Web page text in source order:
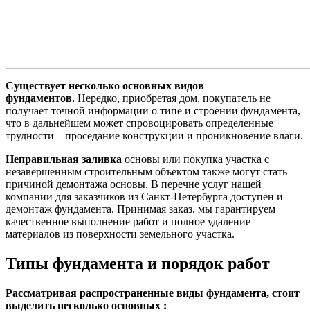
Существует несколько основных видов
фундаментов. Нередко, приобретая дом, покупатель не
получает точной информации о типе и строении фундамента,
что в дальнейшем может спровоцировать определенные
трудности – проседание конструкции и проникновение влаги.
Неправильная заливка основы или покупка участка с
незавершенным строительным объектом также могут стать
причиной демонтажа основы. В перечне услуг нашей
компании для заказчиков из Санкт-Петербурга доступен и
демонтаж фундамента. Принимая заказ, мы гарантируем
качественное выполнение работ и полное удаление
материалов из поверхности земельного участка.
Типы фундамента и порядок работ
Рассматривая распространенные виды фундамента, стоит
выделить несколько основных :